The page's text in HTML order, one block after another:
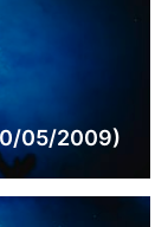
05/2009)